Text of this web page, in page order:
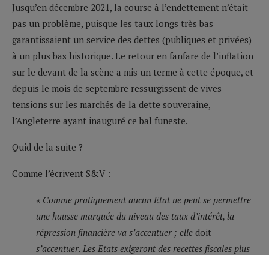
Jusqu’en décembre 2021, la course à l’endettement n’était
pas un problème, puisque les taux longs très bas
garantissaient un service des dettes (publiques et privées)
à un plus bas historique. Le retour en fanfare de l’inflation
sur le devant de la scène a mis un terme à cette époque, et
depuis le mois de septembre ressurgissent de vives
tensions sur les marchés de la dette souveraine,
l’Angleterre ayant inauguré ce bal funeste.
Quid de la suite ?
Comme l’écrivent S&V :
« Comme pratiquement aucun Etat ne peut se permettre
une hausse marquée du niveau des taux d’intérêt, la
répression financière va s’accentuer ; elle doit
s’accentuer. Les Etats exigeront des recettes fiscales plus